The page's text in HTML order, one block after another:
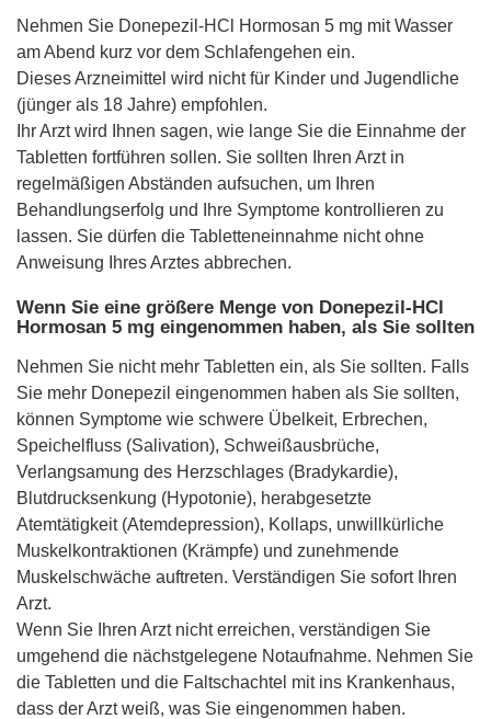
Nehmen Sie Donepezil-HCl Hormosan 5 mg mit Wasser
am Abend kurz vor dem Schlafengehen ein.
Dieses Arzneimittel wird nicht für Kinder und Jugendliche
(jünger als 18 Jahre) empfohlen.
Ihr Arzt wird Ihnen sagen, wie lange Sie die Einnahme der
Tabletten fortführen sollen. Sie sollten Ihren Arzt in
regelmäßigen Abständen aufsuchen, um Ihren
Behandlungserfolg und Ihre Symptome kontrollieren zu
lassen. Sie dürfen die Tabletteneinnahme nicht ohne
Anweisung Ihres Arztes abbrechen.
Wenn Sie eine größere Menge von Donepezil-HCl
Hormosan 5 mg eingenommen haben, als Sie sollten
Nehmen Sie nicht mehr Tabletten ein, als Sie sollten. Falls
Sie mehr Donepezil eingenommen haben als Sie sollten,
können Symptome wie schwere Übelkeit, Erbrechen,
Speichelfluss (Salivation), Schweißausbrüche,
Verlangsamung des Herzschlages (Bradykardie),
Blutdrucksenkung (Hypotonie), herabgesetzte
Atemtätigkeit (Atemdepression), Kollaps, unwillkürliche
Muskelkontraktionen (Krämpfe) und zunehmende
Muskelschwäche auftreten. Verständigen Sie sofort Ihren
Arzt.
Wenn Sie Ihren Arzt nicht erreichen, verständigen Sie
umgehend die nächstgelegene Notaufnahme. Nehmen Sie
die Tabletten und die Faltschachtel mit ins Krankenhaus,
dass der Arzt weiß, was Sie eingenommen haben.